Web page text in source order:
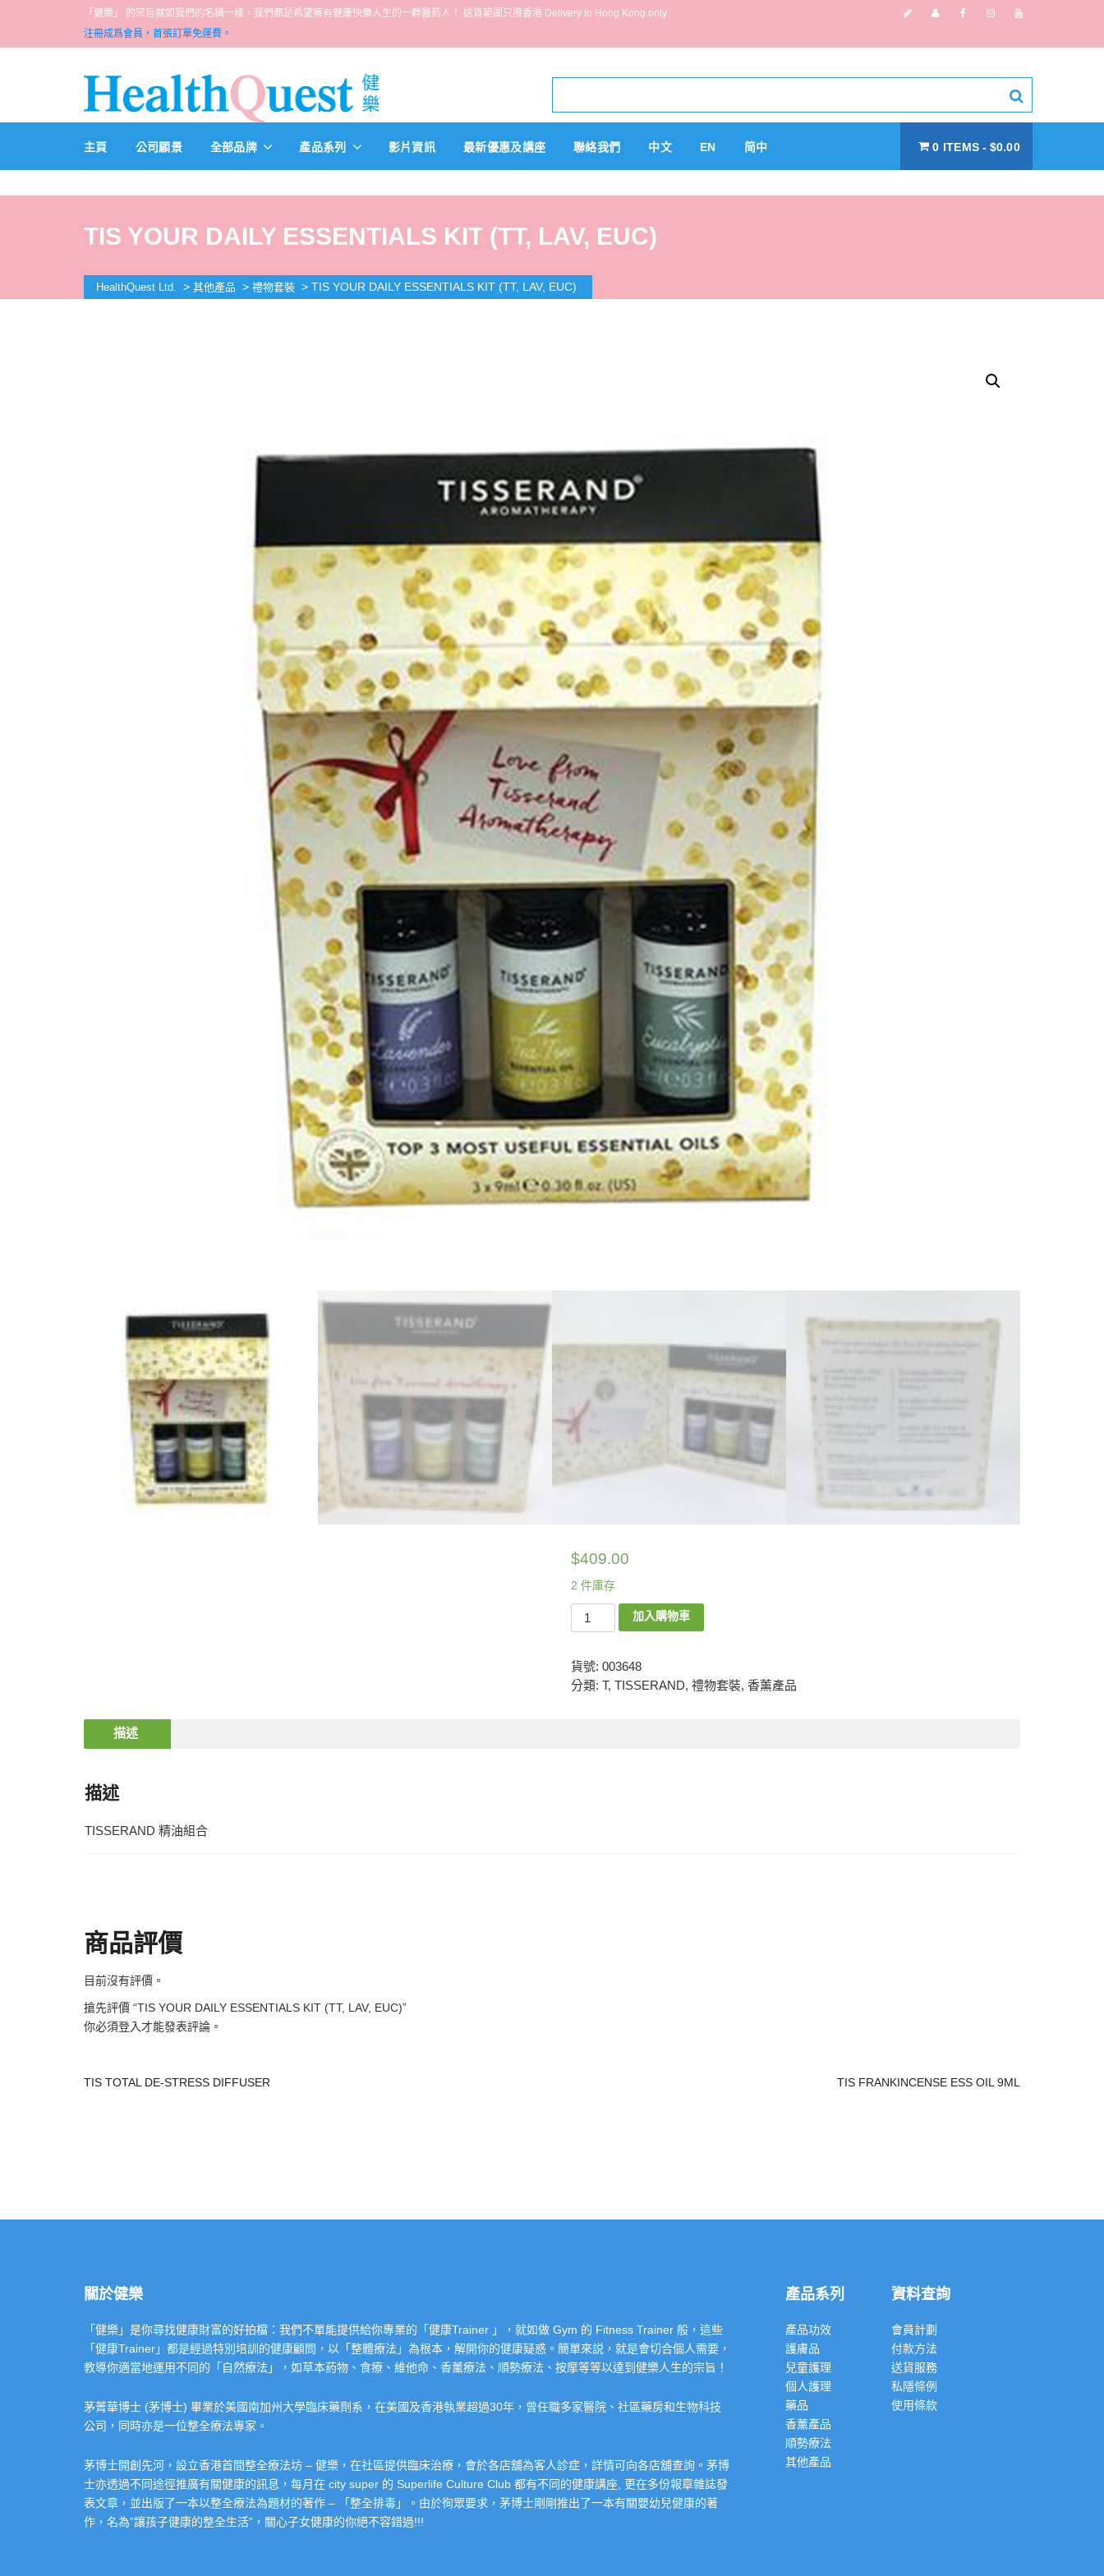
「健樂」 的宗旨就如我們的名稱一樣，我們都是希望擁有健康快樂人生的一群醫葯人！ 送貨範圍只限香港 Delivery to Hong Kong only
注冊成爲會員，首張訂單免運費。
主頁 公司願景 全部品牌 產品系列 影片資訊 最新優惠及講座 聯絡我們 中文 EN 简中 0 ITEMS $0.00
TIS YOUR DAILY ESSENTIALS KIT (TT, LAV, EUC)
HealthQuest Ltd. > 其他產品 > 禮物套裝 > TIS YOUR DAILY ESSENTIALS KIT (TT, LAV, EUC)
$409.00
2 件庫存
加入購物車
貨號: 003648
分類: T, TISSERAND, 禮物套裝, 香薰產品
描述
描述
TISSERAND 精油組合
商品評價
目前沒有評價。
搶先評價 “TIS YOUR DAILY ESSENTIALS KIT (TT, LAV, EUC)”
你必須登入 才能發表評論。
TIS TOTAL DE-STRESS DIFFUSER TIS FRANKINCENSE ESS OIL 9ML
關於健樂
「健樂」是你尋找健康財富的好拍檔：我們不單能提供給你專業的「健康Trainer 」，就如做 Gym 的 Fitness Trainer 般，這些
「健康Trainer」都是經過特別培訓的健康顧問，以「整體療法」為根本，解開你的健康疑惑。簡單來説，就是會切合個人需要，
教導你適當地運用不同的「自然療法」，如草本葯物、食療、維他命、香薰療法、順勢療法、按摩等等以達到健樂人生的宗旨！
茅菁華博士 (茅博士) 畢業於美國南加州大學臨床藥劑系，在美國及香港執業超過30年，曾任職多家醫院、社區藥房和生物科技
公司，同時亦是一位整全療法專家。
茅博士開創先河，設立香港首間整全療法坊 – 健樂，在社區提供臨床治療，會於各店舖為客人診症，詳情可向各店舖查詢。茅博
士亦透過不同途徑推廣有關健康的訊息，每月在 city super 的 Superlife Culture Club 都有不同的健康講座, 更在多份報章雜誌發
表文章，並出版了一本以整全療法為題材的著作 – 「整全排毒」。由於徇眾要求，茅博士剛剛推出了一本有關嬰幼兒健康的著
作，名為”讓孩子健康的整全生活”，關心子女健康的你絕不容錯過!!!
產品系列
產品功效
護膚品
兒童護理
個人護理
藥品
香薰產品
順勢療法
其他產品
資料查詢
會員計劃
付款方法
送貨服務
私隱條例
使用條款